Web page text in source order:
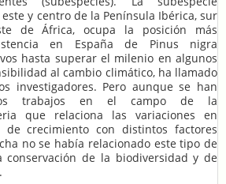
y centro de la Península Ibérica, sur
de África, ocupa la posición más
en España de Pinus nigra
hasta superar el milenio en algunos
al cambio climático, ha llamado
investigadores. Pero aunque se han
trabajos en el campo de la
que relaciona las variaciones en
crecimiento con distintos factores
no se había relacionado este tipo de
conservación de la biodiversidad y de